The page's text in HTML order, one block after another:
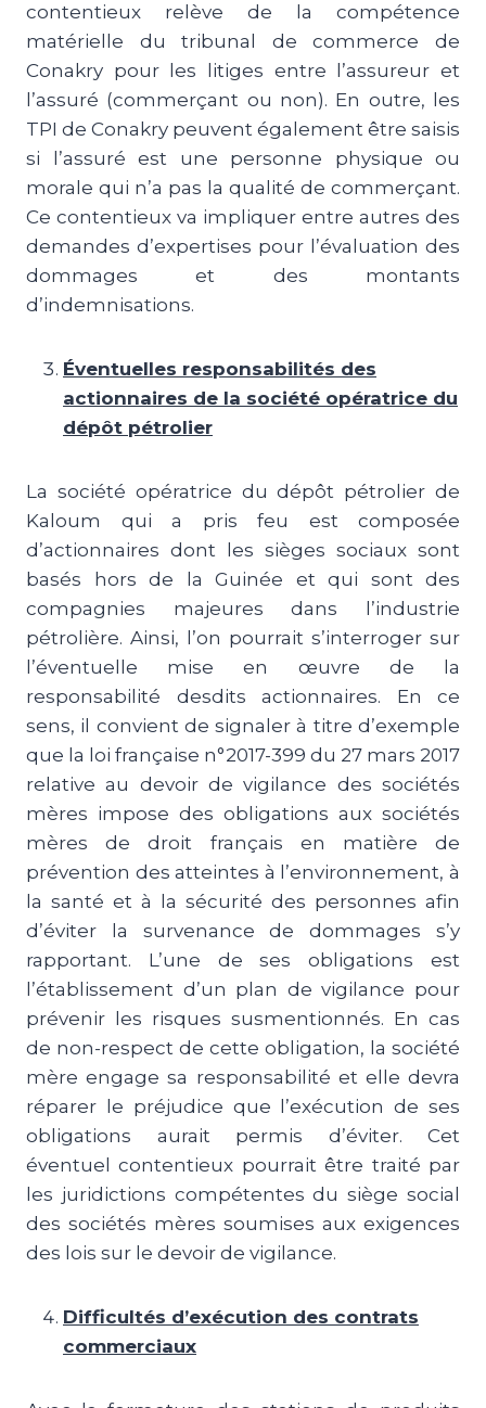
contentieux relève de la compétence
matérielle du tribunal de commerce de
Conakry pour les litiges entre l’assureur et
l’assuré (commerçant ou non). En outre, les
TPI de Conakry peuvent également être saisis
si l’assuré est une personne physique ou
morale qui n’a pas la qualité de commerçant.
Ce contentieux va impliquer entre autres des
demandes d’expertises pour l’évaluation des
dommages et des montants
d’indemnisations.
Éventuelles responsabilités des
actionnaires de la société opératrice du
dépôt pétrolier
La société opératrice du dépôt pétrolier de
Kaloum qui a pris feu est composée
d’actionnaires dont les sièges sociaux sont
basés hors de la Guinée et qui sont des
compagnies majeures dans l’industrie
pétrolière. Ainsi, l’on pourrait s’interroger sur
l’éventuelle mise en œuvre de la
responsabilité desdits actionnaires. En ce
sens, il convient de signaler à titre d’exemple
que la loi française n°2017-399 du 27 mars 2017
relative au devoir de vigilance des sociétés
mères impose des obligations aux sociétés
mères de droit français en matière de
prévention des atteintes à l’environnement, à
la santé et à la sécurité des personnes afin
d’éviter la survenance de dommages s’y
rapportant. L’une de ses obligations est
l’établissement d’un plan de vigilance pour
prévenir les risques susmentionnés. En cas
de non-respect de cette obligation, la société
mère engage sa responsabilité et elle devra
réparer le préjudice que l’exécution de ses
obligations aurait permis d’éviter. Cet
éventuel contentieux pourrait être traité par
les juridictions compétentes du siège social
des sociétés mères soumises aux exigences
des lois sur le devoir de vigilance.
Difficultés d’exécution des contrats
commerciaux